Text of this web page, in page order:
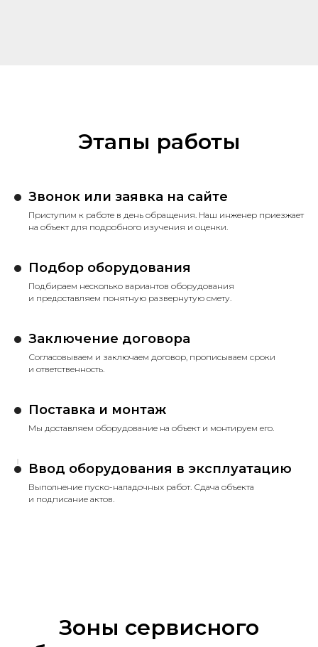
Этапы работы
Звонок или заявка на сайте
Приступим к работе в день обращения. Наш инженер приезжает
на объект для подробного изучения и оценки.
Подбор оборудования
Подбираем несколько вариантов оборудования
и предоставляем понятную развернутую смету.
Заключение договора
Согласовываем и заключаем договор, прописываем сроки
и ответственность.
Поставка и монтаж
Мы доставляем оборудование на объект и монтируем его.
Ввод оборудования в эксплуатацию
Выполнение пуско-наладочных работ. Сдача объекта
и подписание актов.
Зоны сервисного